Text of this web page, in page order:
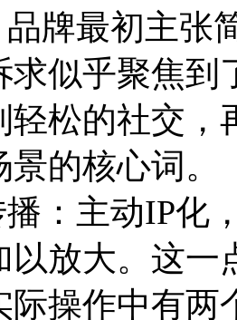
牌最初主张
求似乎聚焦
轻松的社交，
的核心词。
：主动IP化
以放大。这一
际操作中有两